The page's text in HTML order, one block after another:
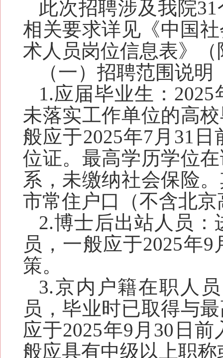
此次招聘涉及我院31
相关要求详见《中国
术人员岗位信息表》 （
（一）招聘范围说明
1.应届毕业生： 2025
未落实工作单位的高
般应于2025年7月 31日
位证。 最高学历学位
系，未缴纳社会保险。
市常住户口
（不含北京
2.博士后出站人员：
员，一般应于2025年9
策。
3.京内户籍在职人
员 ，毕业时已取得与
应于2025年9月30日前
般应具有中级以上职